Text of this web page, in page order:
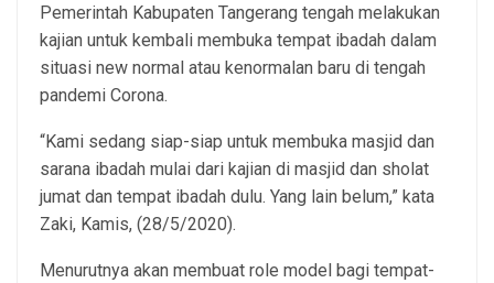
Pemerintah Kabupaten Tangerang tengah melakukan
kajian untuk kembali membuka tempat ibadah dalam
situasi new normal atau kenormalan baru di tengah
pandemi Corona.
“Kami sedang siap-siap untuk membuka masjid dan
sarana ibadah mulai dari kajian di masjid dan sholat
jumat dan tempat ibadah dulu. Yang lain belum,” kata
Zaki, Kamis, (28/5/2020).
Menurutnya akan membuat role model bagi tempat-